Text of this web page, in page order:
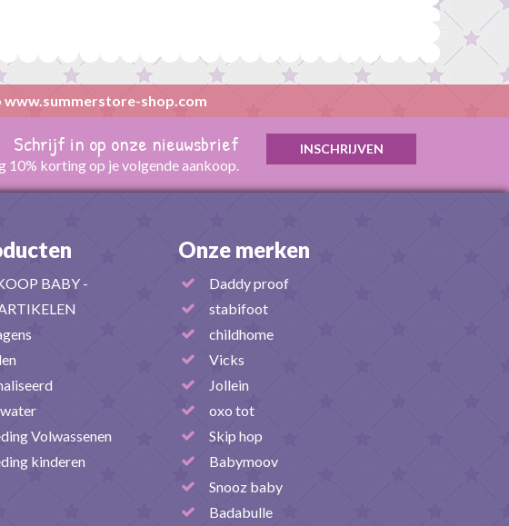
www.summerstore-shop.com
Schrijf in op onze nieuwsbrief
10% korting op je volgende aankoop.
BABY -
Volwassenen
kinderen
Onze merken
Daddy proof
stabifoot
childhome
Vicks
Jollein
oxo tot
Skip hop
Babymoov
Snooz baby
Badabulle